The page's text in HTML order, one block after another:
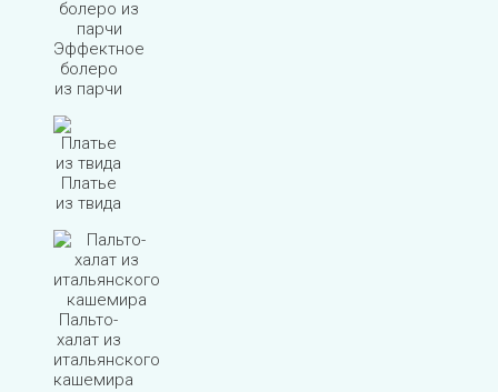
Эффектное
болеро
из парчи
Платье
из твида
Пальто-
халат из
итальянского
кашемира